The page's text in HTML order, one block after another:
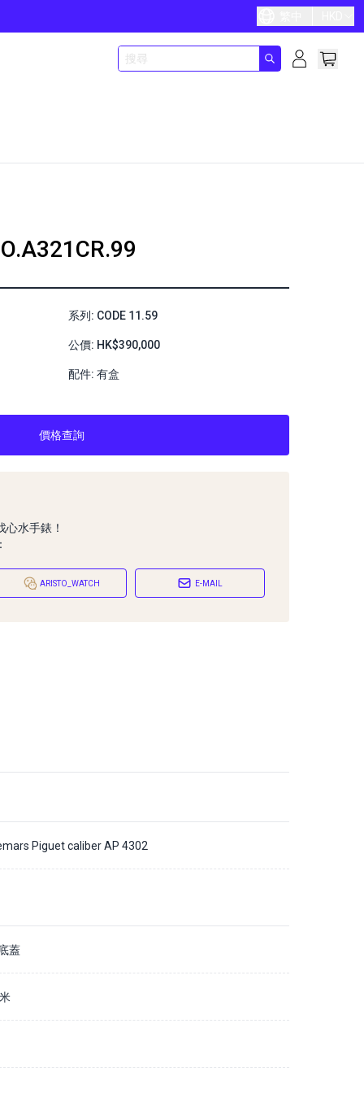
系列: CODE 11.59
公價: HK$390,000
配件: 有盒
價格查詢
水手錶！
ARISTO_WATCH E-MAIL
Piguet caliber AP 4302
蓋